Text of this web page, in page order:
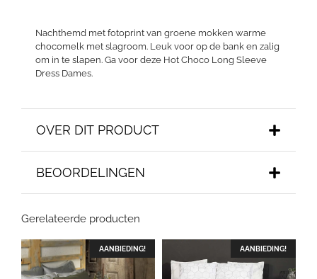
Nachthemd met fotoprint van groene mokken warme
chocomelk met slagroom. Leuk voor op de bank en zalig
om in te slapen. Ga voor deze Hot Choco Long Sleeve
Dress Dames.
OVER DIT PRODUCT
BEOORDELINGEN
Gerelateerde producten
AANBIEDING! AANBIEDING!